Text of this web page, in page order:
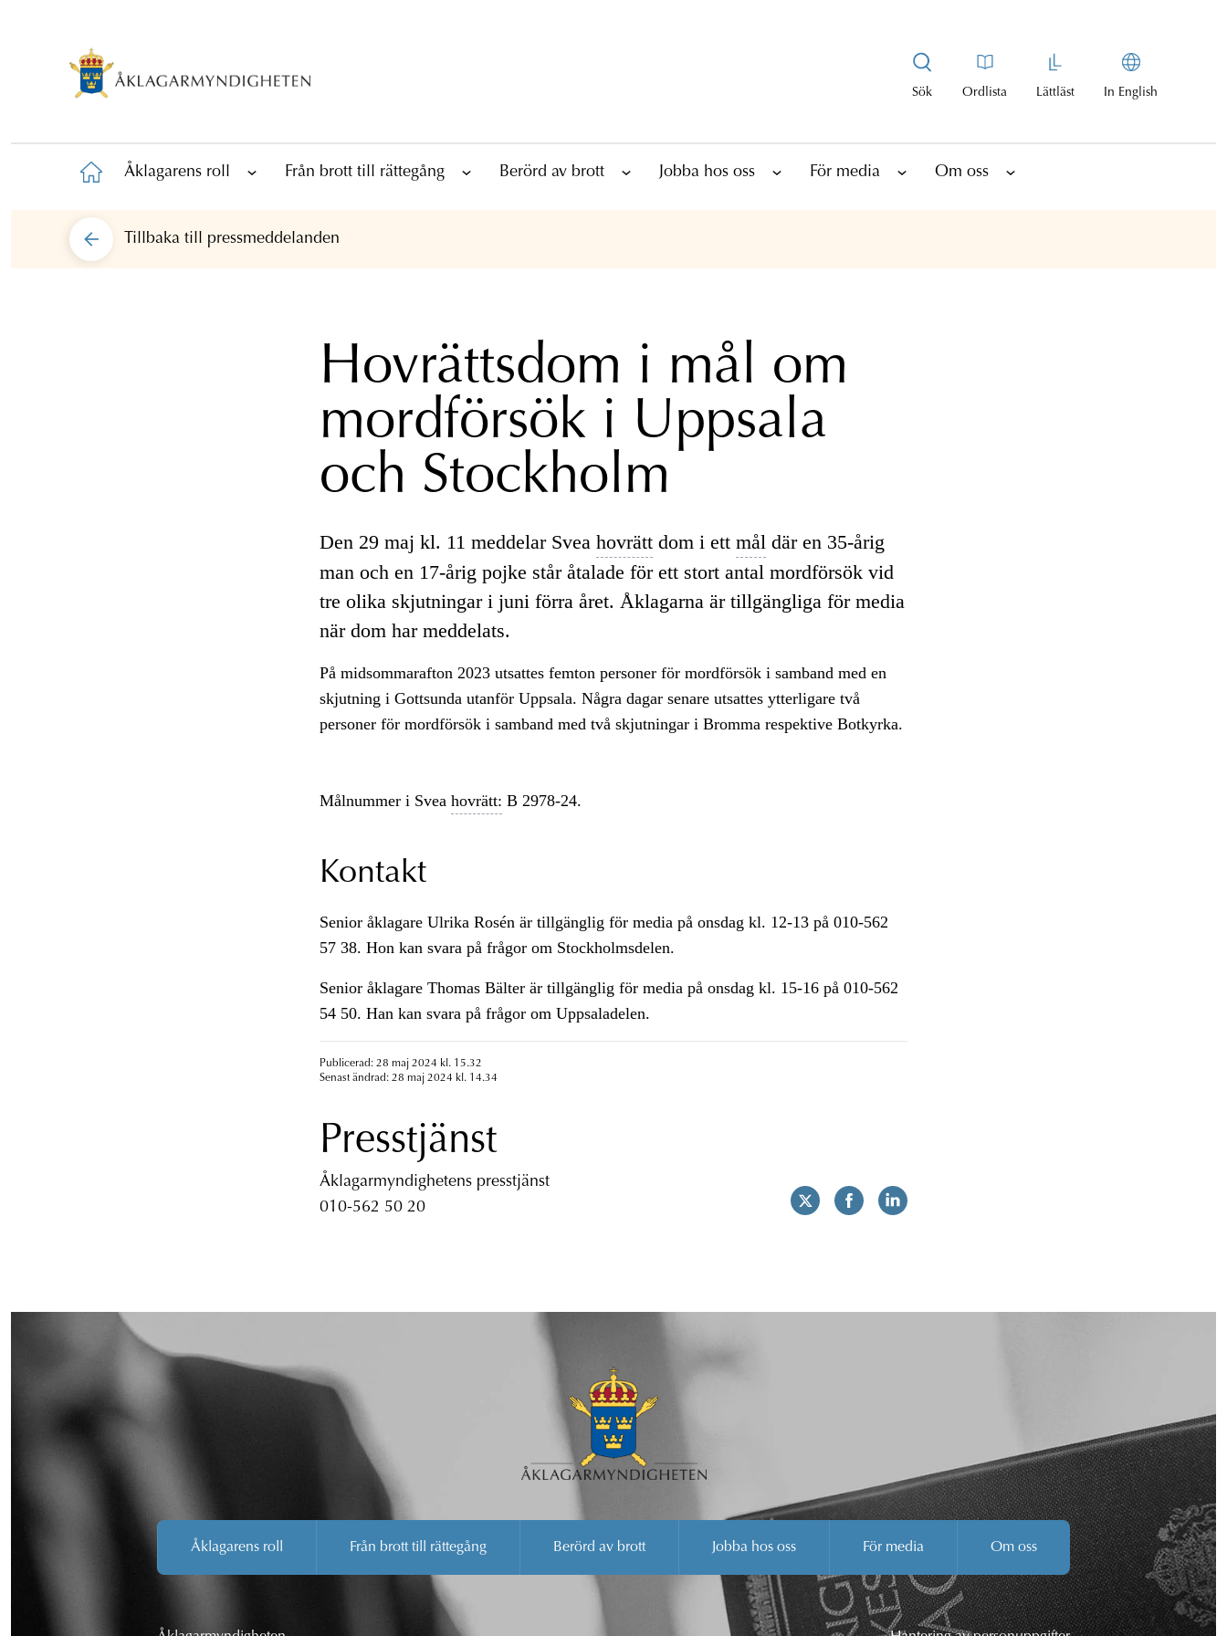
Sök Ordlista Lättläst In English
Åklagarens roll Från brott till rättegång Berörd av brott Jobba hos oss För media Om oss
Tillbaka till pressmeddelanden
Hovrättsdom i mål om
mordförsök i Uppsala
och Stockholm
Den 29 maj kl. 11 meddelar Svea hovrättdom i ett mål där en 35-årig
man och en 17-årig pojke står åtalade för ett stort antal mordförsök vid
tre olika skjutningar i juni förra året. Åklagarna är tillgängliga för media
när dom har meddelats.
På midsommarafton 2023 utsattes femton personer för mordförsök i samband med en
skjutning i Gottsunda utanför Uppsala. Några dagar senare utsattes ytterligare två
personer för mordförsök i samband med två skjutningar i Bromma respektive Botkyrka.
Målnummer i Svea hovrätt: B 2978-24.
Kontakt
Senior åklagare Ulrika Rosén är tillgänglig för media på onsdag kl. 12-13 på 010-562
57 38. Hon kan svara på frågor om Stockholmsdelen.
Senior åklagare Thomas Bälter är tillgänglig för media på onsdag kl. 15-16 på 010-562
54 50. Han kan svara på frågor om Uppsaladelen.
Publicerad: 28 maj 2024 kl. 15.32
Senast ändrad: 28 maj 2024 kl. 14.34
Presstjänst
Åklagarmyndighetens presstjänst
010-562 50 20
Åklagarens roll Från brott till rättegång Berörd av brott Jobba hos oss För media Om oss